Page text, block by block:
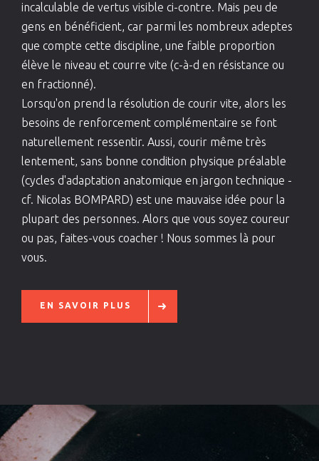
incalculable de vertus visible ci-contre. Mais peu de
gens en bénéficient, car parmi les nombreux adeptes
que compte cette discipline, une faible proportion
élève le niveau et courre vite (c-à-d en résistance ou
en fractionné).
Lorsqu'on prend la résolution de courir vite, alors les
besoins de renforcement complémentaire se font
naturellement ressentir. Aussi, courir même très
lentement, sans bonne condition physique préalable
(cycles d'adaptation anatomique en jargon technique -
cf. Nicolas BOMPARD) est une mauvaise idée pour la
plupart des personnes. Alors que vous soyez coureur
ou pas, faites-vous coacher ! Nous sommes là pour
vous.
EN SAVOIR PLUS